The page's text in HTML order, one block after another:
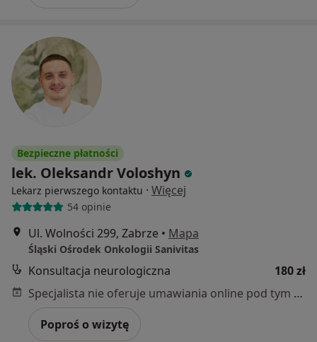
Bezpieczne płatności
lek. Oleksandr Voloshyn
Lekarz pierwszego kontaktu · Więcej
54 opinie
Ul. Wolności 299, Zabrze • Mapa
Śląski Ośrodek Onkologii Sanivitas
Konsultacja neurologiczna
180 zł
Specjalista nie oferuje umawiania online pod tym adresem.
Poproś o wizytę